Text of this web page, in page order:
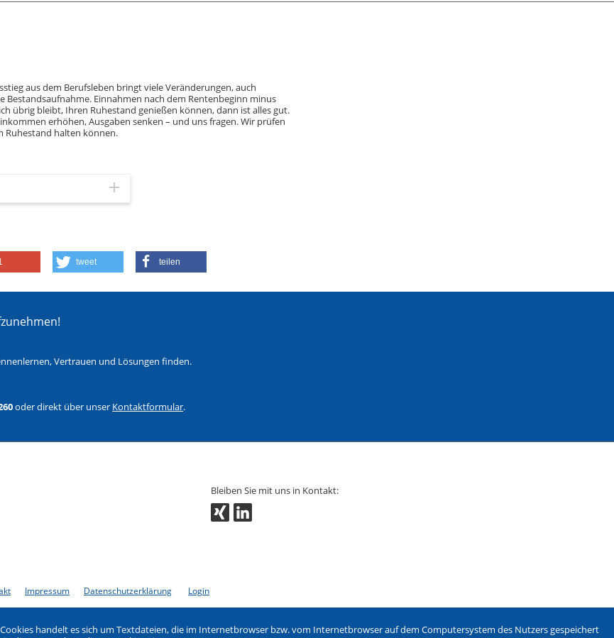
aus dem Berufsleben bringt viele Veränderungen, auch
Bestandsaufnahme. Einnahmen nach dem Rentenbeginn minus
übrig bleibt, Ihren Ruhestand genießen können, dann ist alles gut.
erhöhen, Ausgaben senken – und uns fragen. Wir prüfen
Ruhestand halten können.
tweet teilen
Vertrauen und Lösungen finden.
oder direkt über unser Kontaktformular.
Bleiben Sie mit uns in Kontakt:
Impressum Datenschutzerklärung Login
handelt es sich um Textdateien, die im Internetbrowser bzw. vom Internetbrowser auf dem Computersystem des Nutzers gespeichert